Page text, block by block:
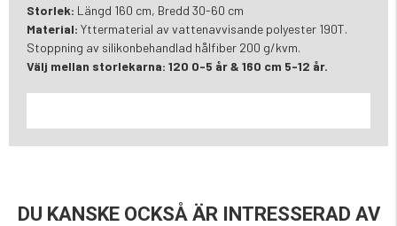
Storlek: Längd 160 cm, Bredd 30-60 cm
Material: Yttermaterial av vattenavvisande polyester 190T.
Stoppning av silikonbehandlad hålfiber 200 g/kvm.
Välj mellan storlekarna: 120 0-5 år & 160 cm 5-12 år.
DU KANSKE OCKSÅ ÄR INTRESSERAD AV